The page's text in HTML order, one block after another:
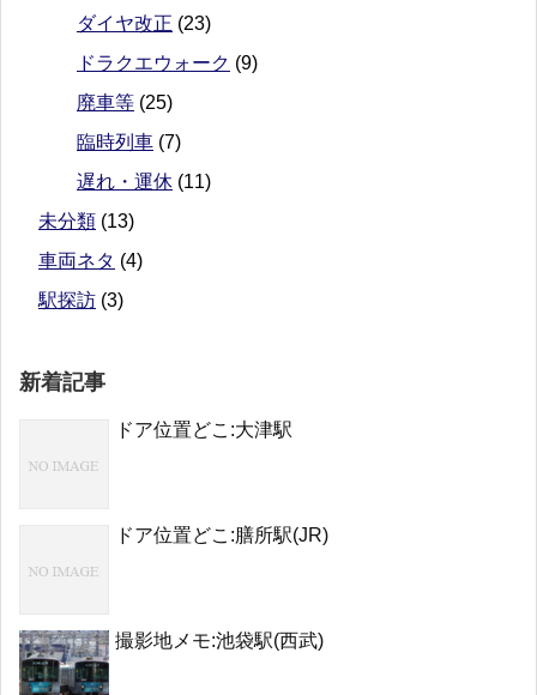
ダイヤ改正 (23)
ドラクエウォーク (9)
廃車等 (25)
臨時列車 (7)
遅れ・運休 (11)
未分類 (13)
車両ネタ (4)
駅探訪 (3)
新着記事
ドア位置どこ:大津駅
ドア位置どこ:膳所駅(JR)
撮影地メモ:池袋駅(西武)